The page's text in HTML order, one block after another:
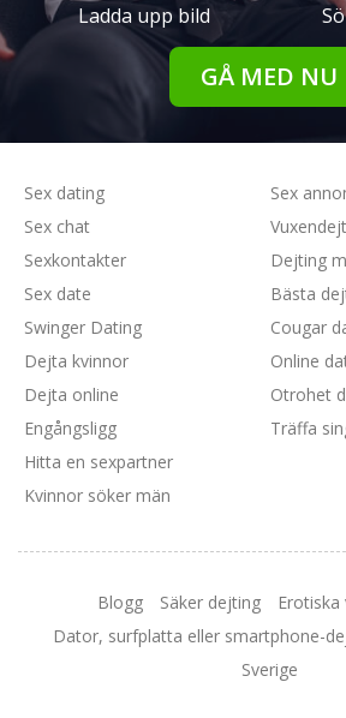
Ladda upp bild
GÅ MED NU
Sex dating
Sex chat
Sexkontakter
Sex date
Swinger Dating
Sex
Dejting
Bästa
Cougar
Dejta kvinnor
Dejta online
Engångsligg
Hitta en sexpartner
Kvinnor söker män
Online
Otrohet
Träffa
Blogg Säker dejting
Dator, surfplatta eller smartphone-
Sverige